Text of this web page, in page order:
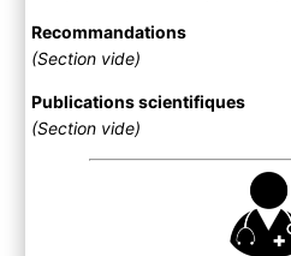
Recommandations
(Section vide)
Publications scientifiques
(Section vide)